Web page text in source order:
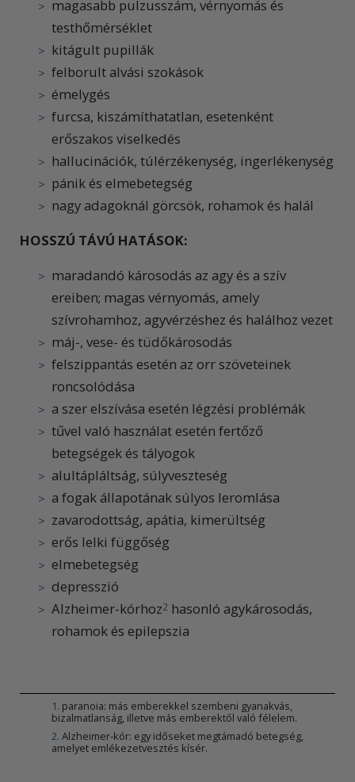
magasabb pulzusszám, vérnyomás és
testhőmérséklet
kitágult pupillák
felborult alvási szokások
émelygés
furcsa, kiszámíthatatlan, esetenként
erőszakos viselkedés
hallucinációk, túlérzékenység, ingerlékenység
pánik és elmebetegség
nagy adagoknál görcsök, rohamok és halál
HOSSZÚ TÁVÚ HATÁSOK:
maradandó károsodás az agy és a szív
ereiben; magas vérnyomás, amely
szívrohamhoz, agyvérzéshez és halálhoz vezet
máj-, vese- és tüdőkárosodás
felszippantás esetén az orr szöveteinek
roncsolódása
a szer elszívása esetén légzési problémák
tűvel való használat esetén fertőző
betegségek és tályogok
alultápláltság, súlyveszteség
a fogak állapotának súlyos leromlása
zavarodottság, apátia, kimerültség
erős lelki függőség
elmebetegség
depresszió
Alzheimer-kórhoz2 hasonló agykárosodás,
rohamok és epilepszia
1. paranoia: más emberekkel szembeni gyanakvás,
bizalmatlanság, illetve más emberektől való félelem.
2. Alzheimer-kór: egy időseket megtámadó betegség,
amelyet emlékezetvesztés kísér.